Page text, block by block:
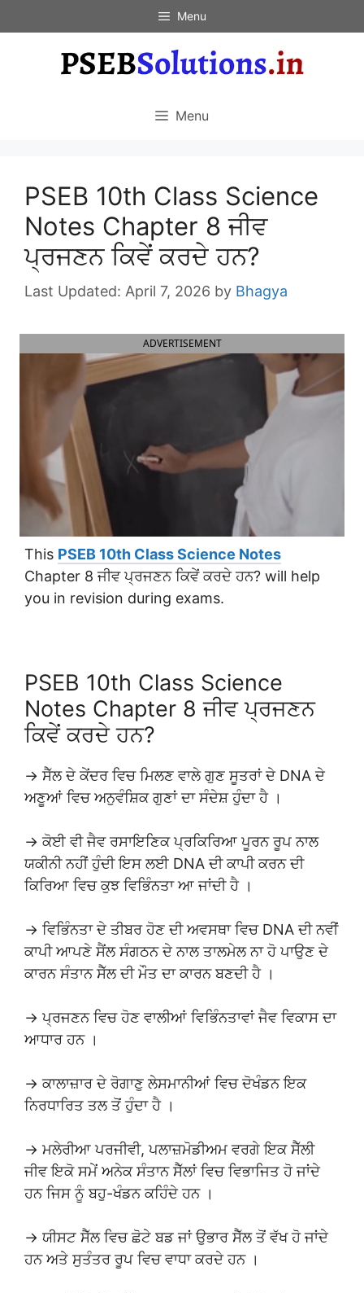
to
Menu
Menu
PSEB 10th Class Science
Notes Chapter 8 ਜੀਵ
ਪ੍ਰਜਣਨ ਕਿਵੇਂ ਕਰਦੇ ਹਨ?
April 7, 2026 by Bhagya
ADVERTISEMENT
This PSEB 10th Class Science Notes
Chapter 8 ਜੀਵ ਪ੍ਰਜਣਨ ਕਿਵੇਂ ਕਰਦੇ ਹਨ? will help
you in revision during exams.
PSEB 10th Class Science
Notes Chapter 8 ਜੀਵ ਪ੍ਰਜਣਨ
ਕਿਵੇਂ ਕਰਦੇ ਹਨ?
→ ਸੈੱਲ ਦੇ ਕੇਂਦਰ ਵਿਚ ਮਿਲਣ ਵਾਲੇ ਗੁਣ ਸੂਤਰਾਂ ਦੇ DNA ਦੇ
ਅਣੂਆਂ ਵਿਚ ਅਨੁਵੰਸ਼ਿਕ ਗੁਣਾਂ ਦਾ ਸੰਦੇਸ਼ ਹੁੰਦਾ ਹੈ ।
→ ਕੋਈ ਵੀ ਜੈਵ ਰਸਾਇਣਿਕ ਪ੍ਰਕਿਰਿਆ ਪੂਰਨ ਰੂਪ ਨਾਲ
ਯਕੀਨੀ ਨਹੀਂ ਹੁੰਦੀ ਇਸ ਲਈ DNA ਦੀ ਕਾਪੀ ਕਰਨ ਦੀ
ਕਿਰਿਆ ਵਿਚ ਕੁਝ ਵਿਭਿੰਨਤਾ ਆ ਜਾਂਦੀ ਹੈ ।
→ ਵਿਭਿੰਨਤਾ ਦੇ ਤੀਬਰ ਹੋਣ ਦੀ ਅਵਸਥਾ ਵਿਚ DNA ਦੀ ਨਵੀਂ
ਕਾਪੀ ਆਪਣੇ ਸੈਂਲ ਸੰਗਠਨ ਦੇ ਨਾਲ ਤਾਲਮੇਲ ਨਾ ਹੋ ਪਾਉਣ ਦੇ
ਕਾਰਨ ਸੰਤਾਨ ਸੈੱਲ ਦੀ ਮੌਤ ਦਾ ਕਾਰਨ ਬਣਦੀ ਹੈ ।
→ ਪ੍ਰਜਣਨ ਵਿਚ ਹੋਣ ਵਾਲੀਆਂ ਵਿਭਿੰਨਤਾਵਾਂ ਜੈਵ ਵਿਕਾਸ ਦਾ
ਆਧਾਰ ਹਨ ।
→ ਕਾਲਾਜ਼ਾਰ ਦੇ ਰੋਗਾਣੁ ਲੇਸਮਾਨੀਆਂ ਵਿਚ ਦੋਖੰਡਨ ਇਕ
ਨਿਰਧਾਰਿਤ ਤਲ ਤੋਂ ਹੁੰਦਾ ਹੈ ।
→ ਮਲੇਰੀਆ ਪਰਜੀਵੀ, ਪਲਾਜ਼ਮੋਡੀਅਮ ਵਰਗੇ ਇਕ ਸੈੱਲੀ
ਜੀਵ ਇਕੋ ਸਮੇਂ ਅਨੇਕ ਸੰਤਾਨ ਸੈੱਲਾਂ ਵਿਚ ਵਿਭਾਜਿਤ ਹੋ ਜਾਂਦੇ
ਹਨ ਜਿਸ ਨੂੰ ਬਹੁ-ਖੰਡਨ ਕਹਿੰਦੇ ਹਨ ।
→ ਯੀਸਟ ਸੈੱਲ ਵਿਚ ਛੋਟੇ ਬਡ ਜਾਂ ਉਭਾਰ ਸੈੱਲ ਤੋਂ ਵੱਖ ਹੋ ਜਾਂਦੇ
ਹਨ ਅਤੇ ਸੁਤੰਤਰ ਰੂਪ ਵਿਚ ਵਾਧਾ ਕਰਦੇ ਹਨ ।